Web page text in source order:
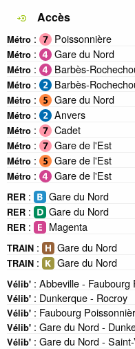
Accès
Métro : Poissonnière
Métro : Gare du Nord
Métro : Barbès-
Métro : Barbès-
Métro : Gare du Nord
Métro : Anvers
Métro : Cadet
Métro : Gare de l'Est
Métro : Gare de l'Est
Métro : Gare de l'Est
RER : Gare du Nord
RER : Gare du Nord
RER : Magenta
TRAIN : Gare du Nord
TRAIN : Gare du Nord
Vélib' : Abbeville - Faubourg
Vélib' : Dunkerque - Rocroy
Vélib' : Faubourg
Vélib' : Gare du Nord -
Vélib' : Gare du Nord -